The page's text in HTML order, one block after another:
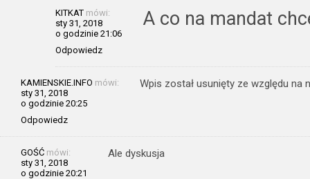
KITKAT mówi:
sty 31, 2018
o godzinie 21:06
Odpowiedz
A co na mandat
KAMIENSKIE.INFO mówi:
sty 31, 2018
o godzinie 20:25
Odpowiedz
Wpis został usunięty ze względu na
GOŚĆ mówi:
sty 31, 2018
o godzinie 20:21
Ale dyskusja